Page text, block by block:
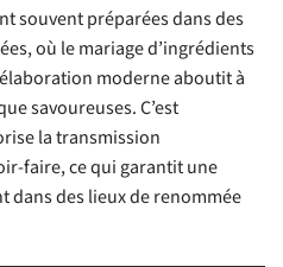
souvent préparées dans des
où le mariage d’ingrédients
moderne aboutit à
savoureuses. C’est
la transmission
faire, ce qui garantit une
dans des lieux de renommée